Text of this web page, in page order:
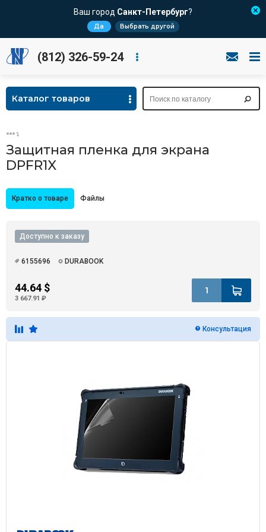
Ваш город Санкт-Петербург?
Да Выбрать другой
(812) 326-59-24
Каталог товаров
Защитная пленка для экрана
DPFR1X
Кратко о товаре Файлы
Доступно к заказу
6155696 DURABOOK
44.64 $
3 667.91 ₽
Консультация